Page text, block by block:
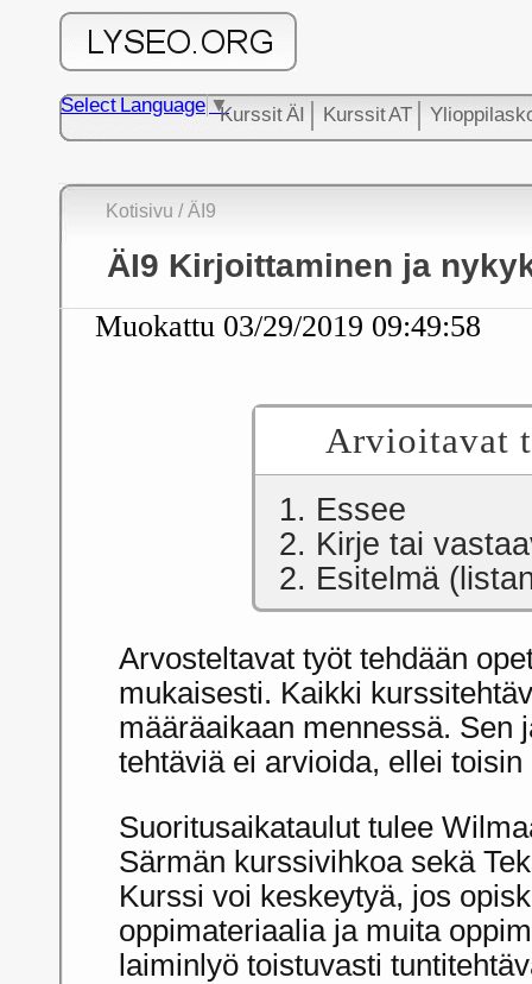
Kurssit ÄI Kurssit AT
Select Language ▼
Kotisivu / ÄI9
ÄI9 Kirjoittaminen ja
Muokattu 03/29/2019 09:49:58
Arvioitavat
1. Essee
2. Kirje tai
2. Esitelmä
Arvosteltavat työt tehdään
mukaisesti. Kaikki
määräaikaan mennessä. Sen
tehtäviä ei arvioida, ellei toisin
Suoritusaikataulut tulee
Särmän kurssivihkoa sekä
Kurssi voi keskeytyä, jos
oppimateriaalia ja muita
laiminlyö toistuvasti